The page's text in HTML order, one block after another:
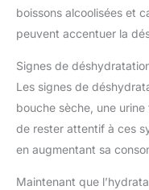
boissons alcoolisées et
peuvent accentuer la
Signes de
Les signes de
bouche sèche, une
de rester attentif à ces
en augmentant sa
Maintenant que